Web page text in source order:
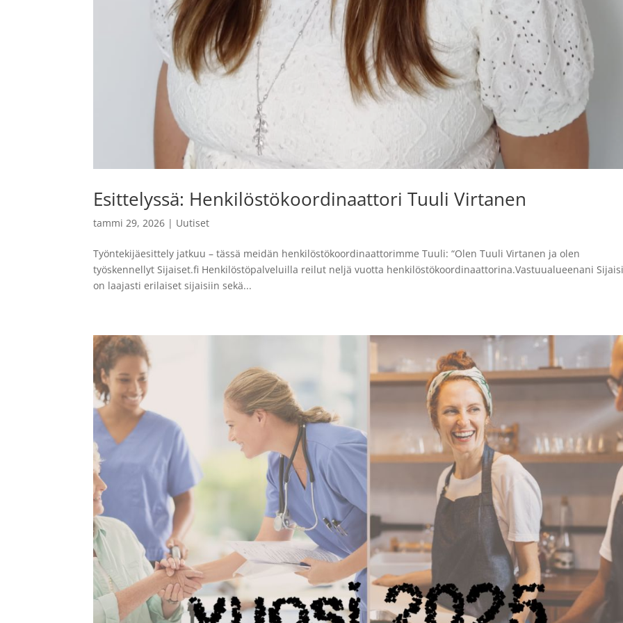
Esittelyssä: Henkilöstökoordinaattori Tuuli Virtanen
tammi 29, 2026 | Uutiset
Työntekijäesittely jatkuu – tässä meidän henkilöstökoordinaattorimme Tuuli: “Olen Tuuli Virtanen ja olen
työskennellyt Sijaiset.fi Henkilöstöpalveluilla reilut neljä vuotta henkilöstökoordinaattorina.Vastuualueenani
on laajasti erilaiset sijaisiin sekä...